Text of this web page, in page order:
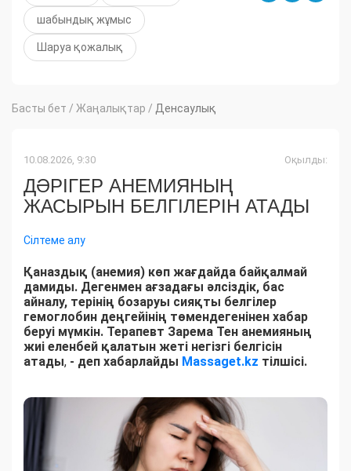
шабындық жұмыс
Шаруа қожалық
Басты бет / Жаңалықтар / Денсаулық
10.08.2026, 9:30 Оқылды:
ДӘРІГЕР АНЕМИЯНЫҢ
ЖАСЫРЫН БЕЛГІЛЕРІН АТАДЫ
Сілтеме алу
Қаназдық (анемия) көп жағдайда байқалмай
дамиды. Дегенмен ағзадағы әлсіздік, бас
айналу, терінің бозаруы сияқты белгілер
гемоглобин деңгейінің төмендегенінен хабар
беруі мүмкін. Терапевт Зарема Тен анемияның
жиі еленбей қалатын жеті негізгі белгісін
атады, - деп хабарлайды Massaget.kz тілшісі.